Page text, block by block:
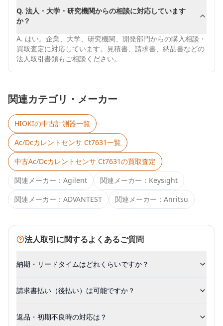
Q. 法人・大学・研究機関からの相談に対応しています
か？
A. はい。企業、大学、研究機関、開発部門からの購入相談・
買取査定に対応しています。見積書、請求書、納品書などの
法人取引書類もご相談ください。
関連カテゴリ・メーカー
HIOKIの中古計測器一覧
Ac/Dcカレントセンサ Ct7631一覧
中古Ac/Dcカレントセンサ Ct7631の買取査定
関連メーカー： Agilent 関連メーカー： Keysight
関連メーカー： ADVANTEST 関連メーカー： Anritsu
法人取引に関するよくあるご質問
納期・リードタイムはどれくらいですか？
請求書払い（後払い）は可能ですか？
返品・初期不良時の対応は？